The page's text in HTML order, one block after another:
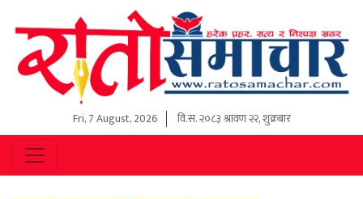
Fri, 7 August, 2026 वि.स.२०८३ श्रावण २२, शुक्रबार